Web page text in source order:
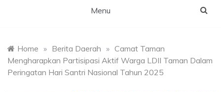
Menu
Home » Berita Daerah » Camat Taman
Mengharapkan Partisipasi Aktif Warga LDII Taman Dalam
Peringatan Hari Santri Nasional Tahun 2025